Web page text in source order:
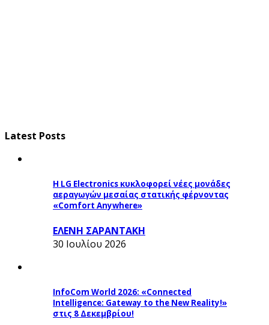
Latest Posts
Η LG Electronics κυκλοφορεί νέες μονάδες
αεραγωγών μεσαίας στατικής φέρνοντας
«Comfort Anywhere»
ΕΛΕΝΗ ΣΑΡΑΝΤΑΚΗ
30 Ιουλίου 2026
InfoCom World 2026: «Connected
Intelligence: Gateway to the New Reality!»
στις 8 Δεκεμβρίου!